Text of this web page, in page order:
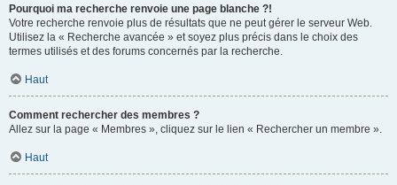
Pourquoi ma recherche renvoie une page blanche ?!
Votre recherche renvoie plus de résultats que ne peut gérer le serveur Web.
Utilisez la « Recherche avancée » et soyez plus précis dans le choix des
termes utilisés et des forums concernés par la recherche.
Haut
Comment rechercher des membres ?
Allez sur la page « Membres », cliquez sur le lien « Rechercher un membre ».
Haut